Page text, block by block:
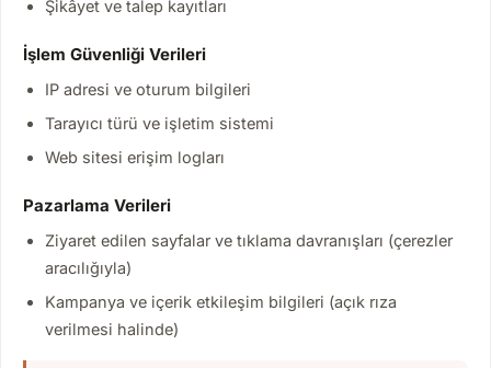
Şikâyet ve talep kayıtları
İşlem Güvenliği Verileri
IP adresi ve oturum bilgileri
Tarayıcı türü ve işletim sistemi
Web sitesi erişim logları
Pazarlama Verileri
Ziyaret edilen sayfalar ve tıklama davranışları (çerezler
aracılığıyla)
Kampanya ve içerik etkileşim bilgileri (açık rıza
verilmesi halinde)